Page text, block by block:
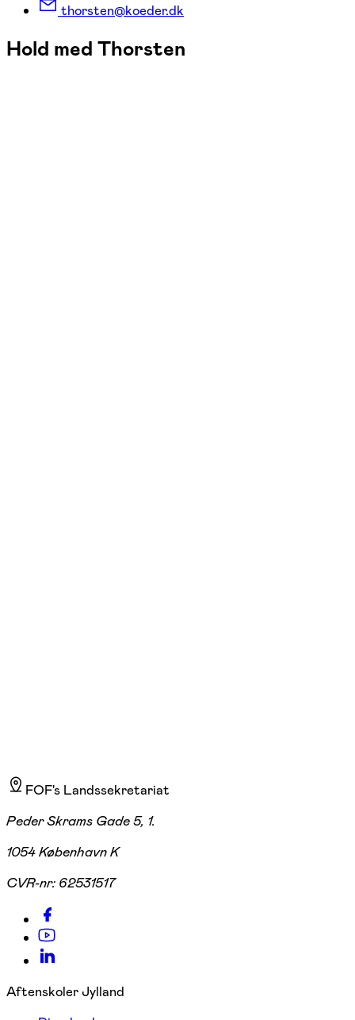
thorsten@koeder.dk
Hold med Thorsten
FOF's Landssekretariat
Peder Skrams Gade 5, 1.
1054 København K
CVR-nr: 62531517
Aftenskoler Jylland